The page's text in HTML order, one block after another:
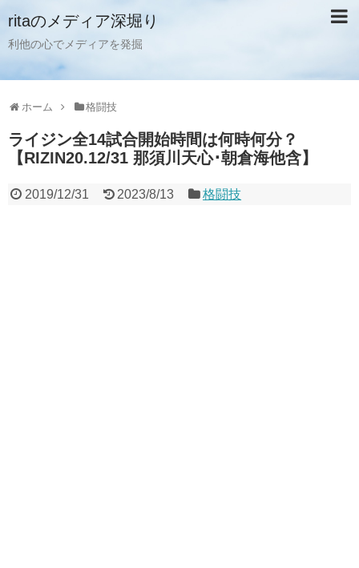
ritaのメディア深堀り
利他の心でメディアを発掘
ホーム 格闘技
ライジン全14試合開始時間は何時何分？
【RIZIN20.12/31 那須川天心･朝倉海他含】
2019/12/31 2023/8/13 格闘技